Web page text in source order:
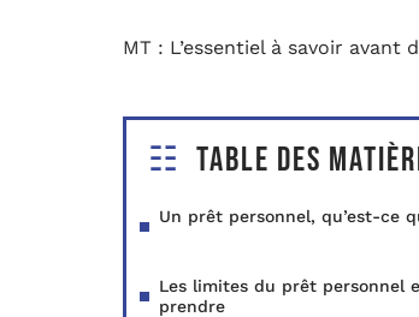
MT : L’essentiel à savoir
Table des
Un prêt personnel, qu’est-ce
Les limites du prêt personnel
prendre